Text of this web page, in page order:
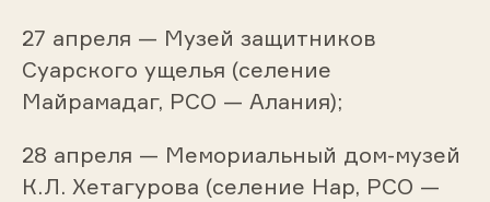
27 апреля — Музей защитников
Суарского ущелья (селение
Майрамадаг, РСО — Алания);
28 апреля — Мемориальный дом-музей
К.Л. Хетагурова (селение Нар, РСО —